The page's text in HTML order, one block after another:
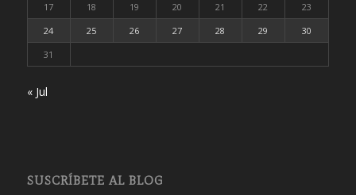
17
18 19 20 21 22
23
24
25 26 27 28 29
30
31
« Jul
SUSCRÍBETE AL BLOG